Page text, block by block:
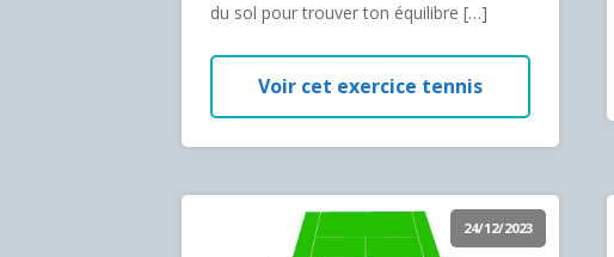
du sol pour trouver ton équilibre […]
Voir cet exercice tennis
24/12/2023